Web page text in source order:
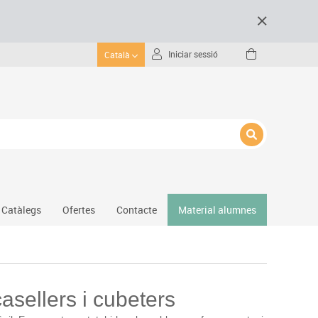
Català Iniciar sessió
Piscina
Protecció esportiva
Catàlegs Ofertes Contacte Material alumnes
i cubeters